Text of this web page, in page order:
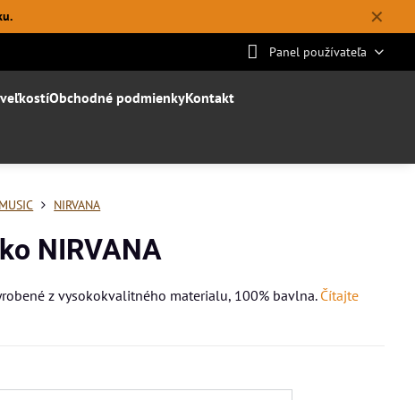
✕
Panel používateľa
Obchodné podmienkyKontakt
MUSIC NIRVANA
NIRVANA
z vysokokvalitného materialu, 100% bavlna. Čítajte